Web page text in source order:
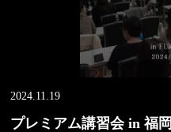
2024.11.19
プレミアム講習会 in 福岡